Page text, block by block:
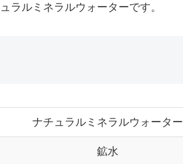
ラルミネラルウォーターです。
ナチュラルミネラルウォーター
鉱水